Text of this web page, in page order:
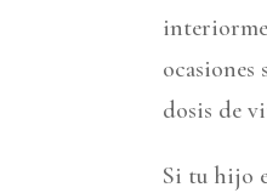
ocasiones
dosis de
Si tu hijo